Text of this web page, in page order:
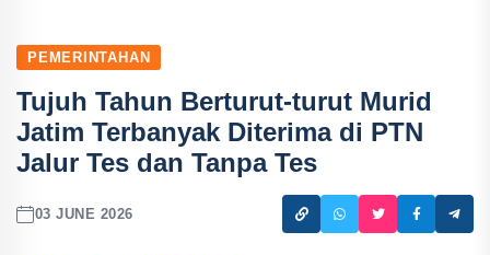
PEMERINTAHAN
Tujuh Tahun Berturut-turut Murid
Jatim Terbanyak Diterima di PTN
Jalur Tes dan Tanpa Tes
03 JUNE 2026